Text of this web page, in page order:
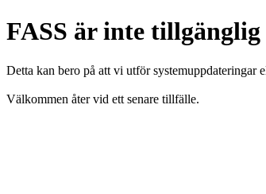
FASS är inte
Detta kan bero på att vi utför systemuppdateringar
Välkommen åter vid ett senare tillfälle.